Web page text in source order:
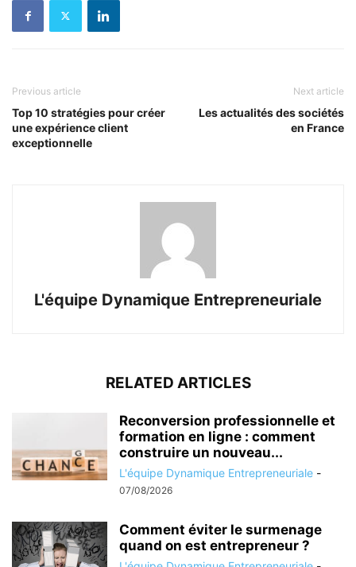
Previous article
Top 10 stratégies pour créer
une expérience client
exceptionnelle
Next article
Les actualités des sociétés
en France
L'équipe Dynamique Entrepreneuriale
RELATED ARTICLES
Reconversion professionnelle et
formation en ligne : comment
construire un nouveau...
L'équipe Dynamique Entrepreneuriale -
07/08/2026
Comment éviter le surmenage
quand on est entrepreneur ?